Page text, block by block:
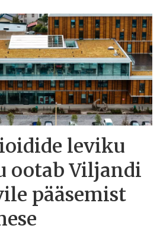
leviku
ootab Viljandi
pääsemist